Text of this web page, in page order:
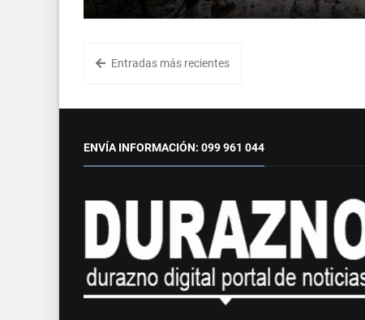
Entradas más recientes
ENVÍA INFORMACIÓN: 099 961 044